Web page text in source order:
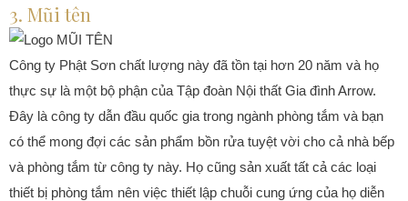
3. Mũi tên
Công ty Phật Sơn chất lượng này đã tồn tại hơn 20 năm và họ
thực sự là một bộ phận của Tập đoàn Nội thất Gia đình Arrow.
Đây là công ty dẫn đầu quốc gia trong ngành phòng tắm và bạn
có thể mong đợi các sản phẩm bồn rửa tuyệt vời cho cả nhà bếp
và phòng tắm từ công ty này. Họ cũng sản xuất tất cả các loại
thiết bị phòng tắm nên việc thiết lập chuỗi cung ứng của họ diễn